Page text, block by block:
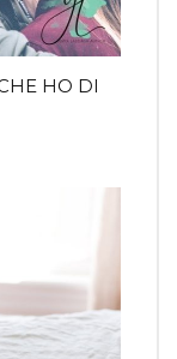
HO DI